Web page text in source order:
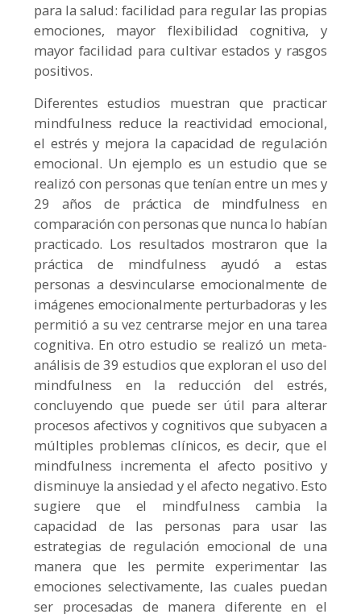
para la salud: facilidad para regular las propias
emociones, mayor flexibilidad cognitiva, y
mayor facilidad para cultivar estados y rasgos
positivos.
Diferentes estudios muestran que practicar
mindfulness reduce la reactividad emocional,
el estrés y mejora la capacidad de regulación
emocional. Un ejemplo es un estudio que se
realizó con personas que tenían entre un mes y
29 años de práctica de mindfulness en
comparación con personas que nunca lo habían
practicado. Los resultados mostraron que la
práctica de mindfulness ayudó a estas
personas a desvincularse emocionalmente de
imágenes emocionalmente perturbadoras y les
permitió a su vez centrarse mejor en una tarea
cognitiva. En otro estudio se realizó un meta-
análisis de 39 estudios que exploran el uso del
mindfulness en la reducción del estrés,
concluyendo que puede ser útil para alterar
procesos afectivos y cognitivos que subyacen a
múltiples problemas clínicos, es decir, que el
mindfulness incrementa el afecto positivo y
disminuye la ansiedad y el afecto negativo. Esto
sugiere que el mindfulness cambia la
capacidad de las personas para usar las
estrategias de regulación emocional de una
manera que les permite experimentar las
emociones selectivamente, las cuales puedan
ser procesadas de manera diferente en el